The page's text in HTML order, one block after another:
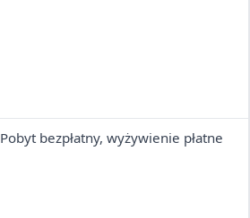
Pobyt bezpłatny, wyżywienie płatne